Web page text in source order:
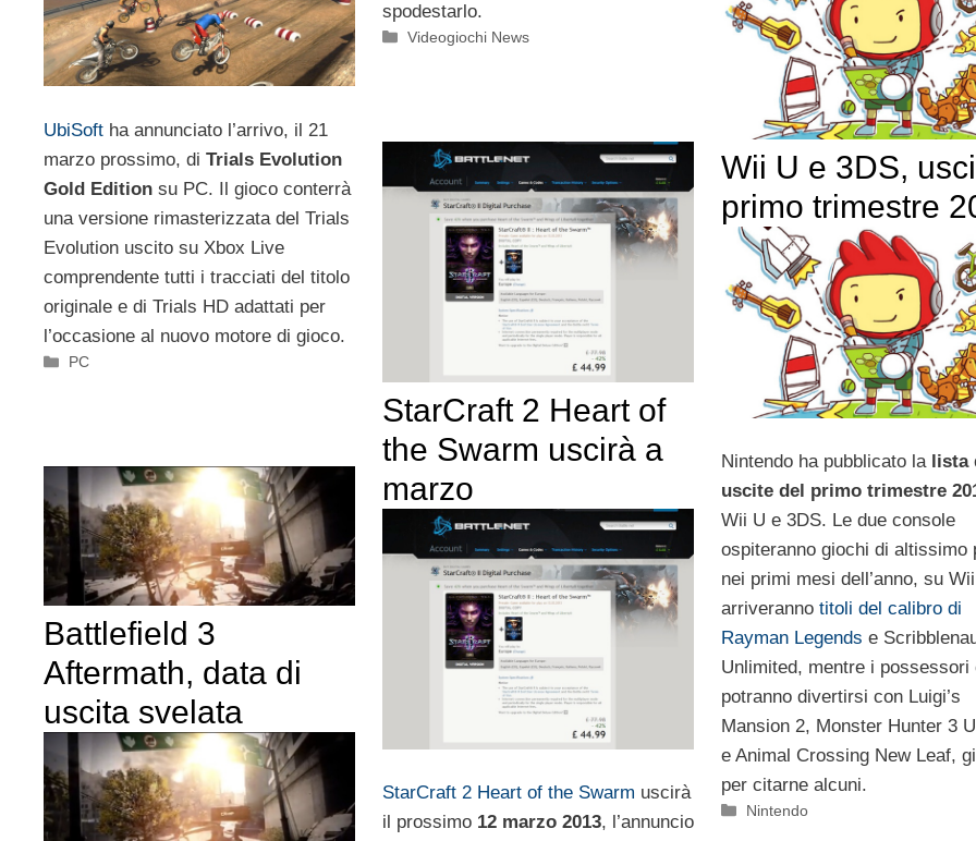
spodestarlo.
Categorie
Videogiochi News
UbiSoft ha annunciato l’arrivo, il 21
marzo prossimo, di Trials Evolution
Gold Edition su PC. Il gioco conterrà
una versione rimasterizzata del Trials
Evolution uscito su Xbox Live
comprendente tutti i tracciati del titolo
originale e di Trials HD adattati per
l’occasione al nuovo motore di gioco.
Categorie
PC
Wii U e 3DS,
primo trimestre
Nintendo ha pubblicato lalista
uscite del primo trimestre
Wii U e 3DS. Le due console
ospiteranno giochi di altissimo
nei primi mesi dell’anno, su
arriveranno titoli del calibro di
Rayman Legends e
Unlimited, mentre i possessori
potranno divertirsi con Luigi’s
Mansion 2, Monster Hunter 3
e Animal Crossing New Leaf,
per citarne alcuni.
Categorie
Nintendo
StarCraft 2 Heart of
the Swarm uscirà a
marzo
StarCraft 2 Heart of the Swarm uscirà
il prossimo 12 marzo 2013, l’annuncio
Battlefield 3
Aftermath, data di
uscita svelata